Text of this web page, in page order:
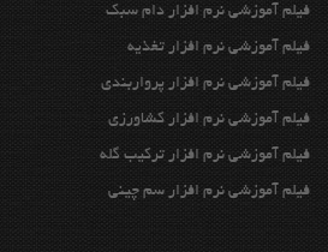
فیلم آموزشی نرم افزار دام سبک
فیلم آموزشی نرم افزار تغذیه
فیلم آموزشی نرم افزار پرواربندي
فیلم آموزشی نرم افزار كشاورزي
فیلم آموزشی نرم افزار تركيب گله
فیلم آموزشی نرم افزار سم چيني